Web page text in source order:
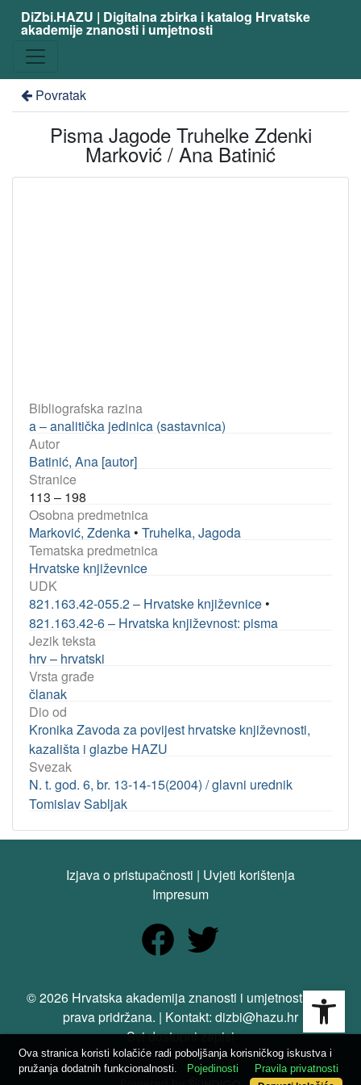
DiZbi.HAZU | Digitalna zbirka i katalog Hrvatske
akademije znanosti i umjetnosti
Povratak
Pisma Jagode Truhelke Zdenki
Marković / Ana Batinić
Bibliografska razina
a – analitička jedinica (sastavnica)
Autor
Batinić, Ana [autor]
Stranice
113 – 198
Osobna predmetnica
Marković, Zdenka • Truhelka, Jagoda
Tematska predmetnica
Hrvatske književnice
UDK
821.163.42-055.2 – Hrvatske književnice •
821.163.42-6 – Hrvatska književnost: pisma
Jezik teksta
hrv – hrvatski
Vrsta građe
članak
Dio od
Kronika Zavoda za povijest hrvatske književnosti,
kazališta i glazbe HAZU
Svezak
N. t. god. 6, br. 13-14-15(2004) / glavni urednik
Tomislav Sabljak
Izjava o pristupačnosti | Uvjeti korištenja
Impresum
© 2026 Hrvatska akademija znanosti i umjetnosti. Sva
prava pridržana. | Kontakt: dizbi@hazu.hr
Svi dostupni zapisi
Ova stranica koristi kolačiće radi poboljšanja korisničkog iskustva i
pružanja dodatnih funkcionalnosti.
Pojedinosti Pravila privatnosti